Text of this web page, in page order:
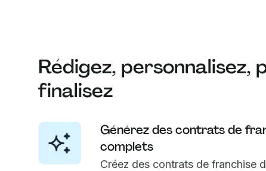
Rédigez, personnalisez,
finalisez
Générez des contrats de
complets
Créez des contrats de franchise